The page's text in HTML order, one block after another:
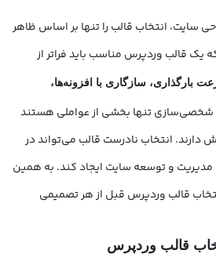
سایت، انتخاب قالب را تنها بر اساس ظاهر
یک قالب وردپرس مناسب باید فراتر از
بارگذاری، سازگاری با افزونه‌ها،
شخصی‌سازی تنها بخشی از عواملی هستند
انتخاب نادرست قالب می‌تواند در
مدیریت و توسعه سایت ایجاد کند. به همین
قالب وردپرس قبل از هر تصمیمی
قالب وردپرس